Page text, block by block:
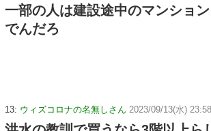
一部の人は建設途中のマンショ
でんだろ
13: ウィズコロナの名無しさん 2023/09/13(水)